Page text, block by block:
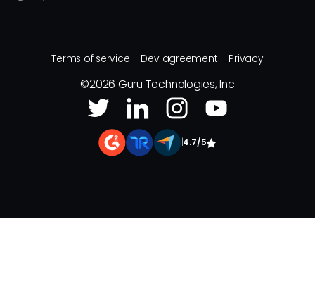
Terms of service Dev agreement Privacy
©2026 Guru Technologies, Inc
4.7/5